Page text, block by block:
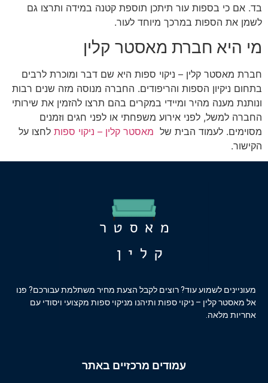
בד. אם כי בספות עור תיתכן תוספת קטנה במידה ותרצו גם
לשמן את הספות במרכך מיוחד לעור.
מי היא חברת מאסטר קלין
חברת מאסטר קלין – ניקוי ספות היא שם דבר ומוכרת לרבים
בתחום ניקיון הספות והריפודים. החברה מנוסה מזה שנים רבות
ונותנת מענה מהיר ומיידי במקרים בהם תרצו להזמין את שירותי
החברה למשל, לפני אירוע משפחתי או לפני חגים וזמנים
מסוימים. לעמוד הבית של מאסטר קלין – ניקוי ספות לחצו על
הקישור.
מעוניינים לשמוע עוד? רוצים לקבל הצעת מחיר משתלמת עבורכם? פנו
אל מאסטר קלין – ניקוי ספות ותיהנו מניקוי ספות מקצועי ויסודי עם
אחריות מלאה.
עמודים מרכזיים באתר